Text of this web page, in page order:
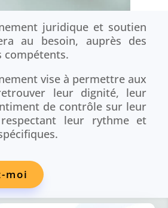
juridique et soutien
au besoin, auprès des
compétents.
vise à permettre aux
leur dignité, leur
de contrôle sur leur
leur rythme et
moi